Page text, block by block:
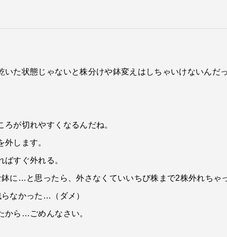
た状態じゃないと株分けや鉢変えはしちゃいけないんだ
が切れやすくなるんだね。
します。
すぐ外れる。
に…と思ったら、外さなくていいちび株まで2株外れちゃ
なかった…（ダメ）
から…ごめんなさい。